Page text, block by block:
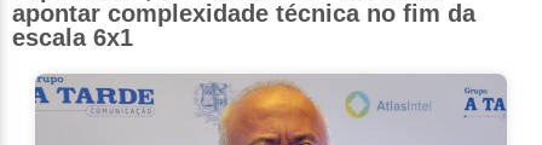
apontar complexidade técnica no fim da
escala 6x1